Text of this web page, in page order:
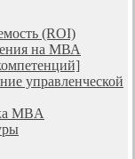
(ROI)
на МВА
управленческой
MBA